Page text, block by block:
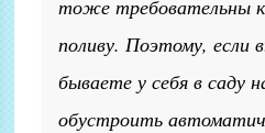
тоже требовательны
поливу. Поэтому, если
бываете у себя в саду
обустроить